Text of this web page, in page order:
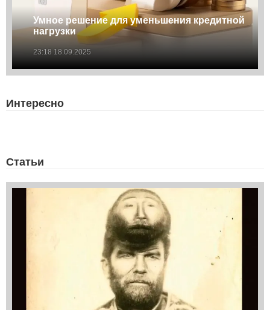
Умное решение для уменьшения кредитной
нагрузки
23:18 18.09.2025
Интересно
Статьи